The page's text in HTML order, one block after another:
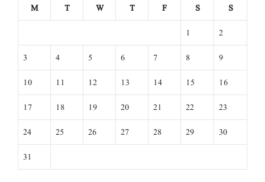
M
T W T F S
S
1
2
3
4 5 6 7 8
9
10
11 12 13 14 15
16
17
18 19 20 21 22
23
24
25 26 27 28 29
30
31